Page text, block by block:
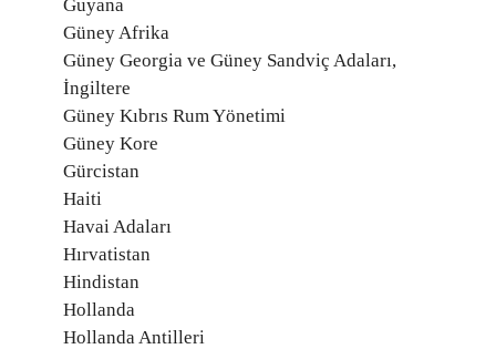
Guyana
Güney Afrika
Güney Georgia ve Güney Sandviç Adaları,
İngiltere
Güney Kıbrıs Rum Yönetimi
Güney Kore
Gürcistan
Haiti
Havai Adaları
Hırvatistan
Hindistan
Hollanda
Hollanda Antilleri